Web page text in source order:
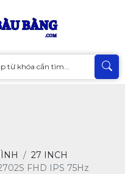
27 INCH
FHD IPS 75Hz